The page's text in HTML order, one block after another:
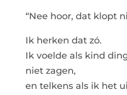
“Nee hoor, dat klopt
Ik herken dat zó.
Ik voelde als kind
niet zagen,
en telkens als ik het